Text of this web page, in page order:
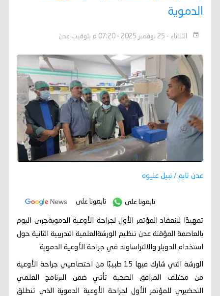
الدموية
الثلاثاء - 25 نوفمبر 2025 - 07:20 م بتوقيت عدن
عدن تايم / نبيل عليوه
تابعونا على تابعونا على
تمهيدًا لانعقاد المؤتمر الأول لجراحة الأوعية الدمويةجرى اليوم
بالعاصمة المؤقتة عدن تنظيم الورشةالعلمية التدريبية الثانية حول
استخدام الدوبلر والالتراساوند في جراحة الأوعية الدموية
الورشة التي شارك فيها 15 طبيبًا من اختصاصيي جراحة الأوعية
من مختلف المرافق الصحية تأتي ضمن البرنامج العلمي
التحضيري للمؤتمر الأول لجراحة الأوعية الدموية الذي تنطلق